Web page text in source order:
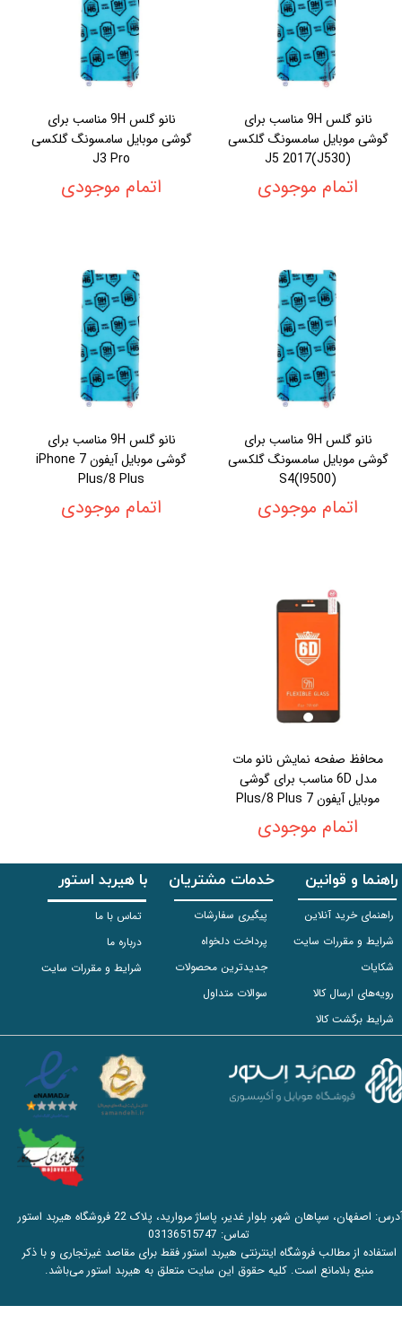
نانو گلس 9H مناسب برای
گوشی موبایل سامسونگ گلکسی
J5 2017(J530)
اتمام موجودی
نانو گلس 9H مناسب برای
گوشی موبایل سامسونگ گلکسی
J3 Pro
اتمام موجودی
نانو گلس 9H مناسب برای
گوشی موبایل سامسونگ گلکسی
S4(I9500)
اتمام موجودی
نانو گلس 9H مناسب برای
گوشی موبایل آیفون iPhone 7
Plus/8 Plus
اتمام موجودی
محافظ صفحه نمایش نانو مات
مدل 6D مناسب برای گوشی
موبایل آیفون 7 Plus/8 Plus
اتمام موجودی
راهنما و قوانین
راهنمای خرید آنلاین
شرایط و مقررات سایت
شکایات
رویه‌های ارسال کالا
شرایط برگشت کالا
خدمات مشتریان
پیگیری سفارشات
پرداخت دلخواه
جدیدترین محصولات
سوالات متداول
با هیربد استور
تماس با ما
درباره ما
شرایط و مقررات سایت
آدرس: اصفهان، سپاهان شهر، بلوار غدیر، پاساژ مروارید، پلاک 22 فروشگاه هیربد استور
تماس: 03136515747
استفاده از مطالب فروشگاه اینترنتی هیربد استور فقط برای مقاصد غیرتجاری و با ذکر
منبع بلامانع است. کلیه حقوق این سایت متعلق به هیربد استور می‌باشد.​​​​​​​